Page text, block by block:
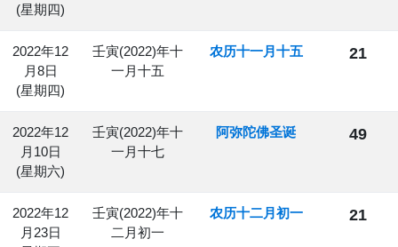
(星期四)
2022年12
月8日
(星期四)
壬寅(2022)年十
一月十五
农历十一月十五 21
2022年12
月10日
(星期六)
壬寅(2022)年十
一月十七
阿弥陀佛圣诞 49
2022年12
月23日
壬寅(2022)年十
二月初一
农历十二月初一 21